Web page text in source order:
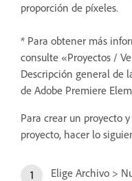
proporción de píxeles.
* Para obtener más
consulte «Proyectos /
Descripción general de
de Adobe Premiere
Para crear un proyecto
proyecto, hacer lo
Elige Archivo >